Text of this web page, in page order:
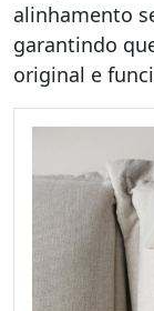
alinhamento
garantindo
original e